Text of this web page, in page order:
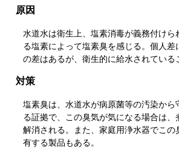
原因
水道水は衛生上、塩素消毒が義務付けら
る塩素によって塩素臭を感じる。個人
の差はあるが、衛生的に給水されている
対策
塩素臭は、水道水が病原菌等の汚染から
る証拠で、この臭気が気になる場合は
解消される。また、家庭用浄水器でこの
有する製品もある。